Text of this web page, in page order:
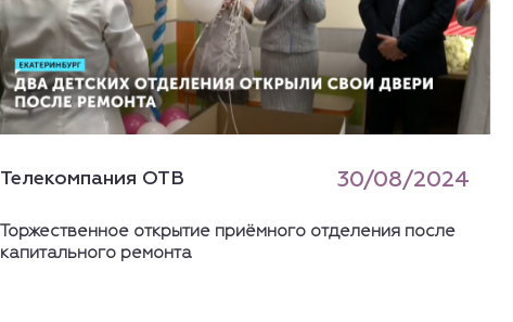
Телекомпания ОТВ 30/08/2024
Торжественное открытие приёмного отделения после
капитального ремонта